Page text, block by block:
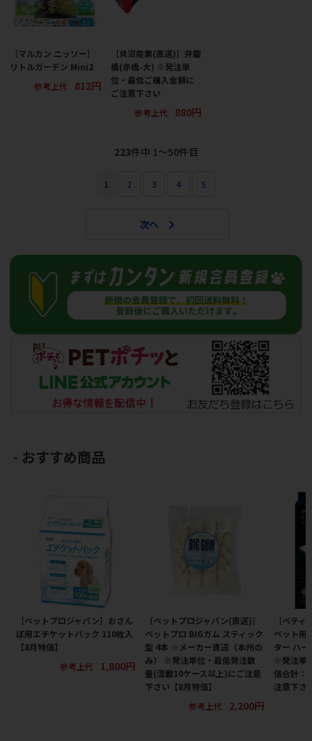
［マルカン ニッソー］
リトルガーデン Mini2
参考上代
812円
［貝沼産業(直送)］弁慶
橋(赤橋-大) ※発注単
位・最低ご購入金額に
ご注意下さい
参考上代
880円
223件中 1〜50件目
1 2 3 4 5
おすすめ商品
［ペットプロジャパン］おさん
ぽ用エチケットパック 110枚入
【8月特価】
参考上代
1,800円
［ペットプロジャパン(直送)］
ペットプロ BIGガム スティック
型 4本 ※メーカー直送（本州の
み） ※発注単位・最低発注数
量(混載10ケース以上)にご注意
下さい【8月特価】
参考上代
2,200円
［ペテ
ペット用
ター ハ
※発注単
価合計：
注意下さ